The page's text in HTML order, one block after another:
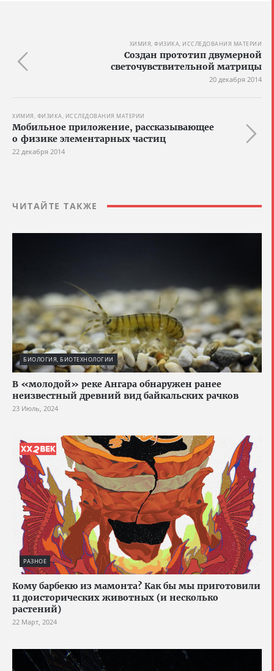
ХИМИЯ, ФИЗИКА, ИССЛЕДОВАНИЯ МАТЕРИИ
Создан прототип двумерной
светочувствительной матрицы
20 декабря 2014
ХИМИЯ, ФИЗИКА, ИССЛЕДОВАНИЯ МАТЕРИИ
Мобильное приложение, рассказывающее
о физике элементарных частиц
22 декабря 2014
ЧИТАЙТЕ ТАКЖЕ
БИОЛОГИЯ, БИОТЕХНОЛОГИИ
В «молодой» реке Ангара обнаружен ранее
неизвестный древний вид байкальских рачков
23 Июль, 2024
РАЗНОЕ
Кому барбекю из мамонта? Как бы мы приготовили
11 доисторических животных (и несколько
растений)
22 Март, 2024